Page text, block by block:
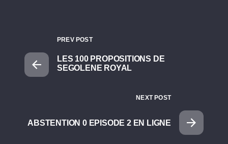
PREV POST
LES 100 PROPOSITIONS DE
SEGOLENE ROYAL
NEXT POST
ABSTENTION 0 EPISODE 2 EN LIGNE